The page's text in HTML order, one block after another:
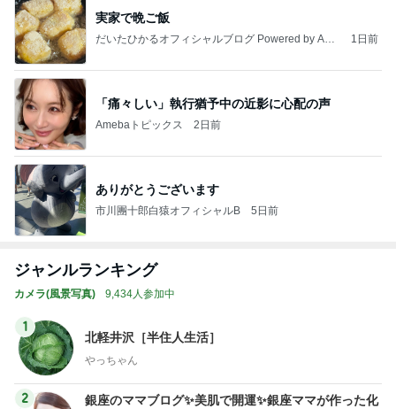
実家で晩ご飯
だいたひかるオフィシャルブログ Powered by Ame
1日前
「痛々しい」執行猶予中の近影に心配の声
Amebaトピックス 2日前
ありがとうございます
市川團十郎白猿オフィシャルB 5日前
ジャンルランキング
カメラ(風景写真) 9,434人参加中
1
北軽井沢［半住人生活］
やっちゃん
2
銀座のママブログ✨美肌で開運✨銀座ママが作った化